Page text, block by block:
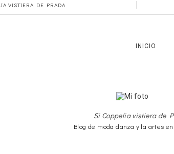
VISTIERA DE PRADA
INICIO
Si Coppelia vistiera de
Blog de moda danza y la artes